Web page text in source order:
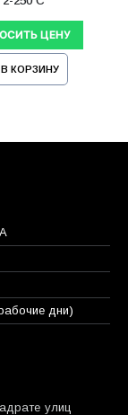
В КОРЗИНУ
дни)
улиц